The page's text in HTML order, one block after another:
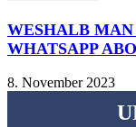
WESHALB
WHATSAPP
8. November 2023